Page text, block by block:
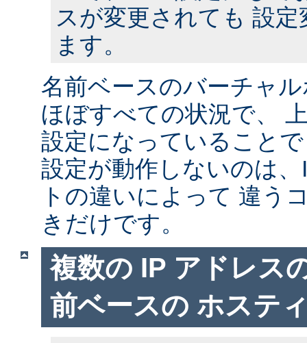
スが変更されても 設
ます。
名前ベースのバーチャ
ほぼすべての状況で、
設定になっていること
設定が動作しないのは
トの違いによって 違う
きだけです。
複数の IP アドレス
前ベースの ホステ